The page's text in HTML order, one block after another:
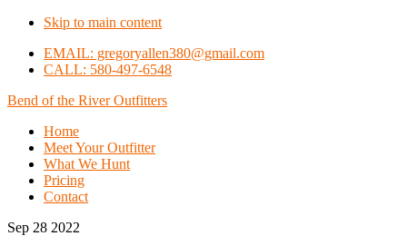
Skip to main content
EMAIL: gregoryallen380@gmail.com
CALL: 580-497-6548
Bend of the River Outfitters
Home
Meet Your Outfitter
What We Hunt
Pricing
Contact
Sep 28 2022